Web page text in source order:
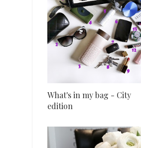
What's in my bag - City
edition